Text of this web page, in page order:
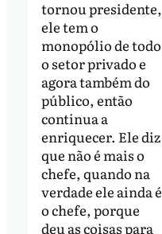
tornou presidente,
ele tem o
monopólio de todo
o setor privado e
agora também do
público, então
continua a
enriquecer. Ele diz
que não é mais o
chefe, quando na
verdade ele ainda é
o chefe, porque
deu as coisas para